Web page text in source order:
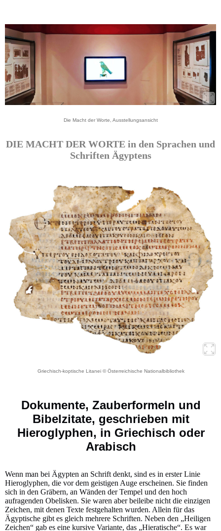
Die Macht der Worte, Ausstellungsansicht
DIE MACHT DER WORTE in den Sprachen und
Schriften Ägyptens
Griechisch-koptische Litanei © Österreichische Nationalbibliothek
Dokumente, Zauberformeln und
Bibelzitate, geschrieben mit
Hieroglyphen, in Griechisch oder
Arabisch
Wenn man bei Ägypten an Schrift denkt, sind es in erster Linie
Hieroglyphen, die vor dem geistigen Auge erscheinen. Sie finden
sich in den Gräbern, an Wänden der Tempel und den hoch
aufragenden Obelisken. Sie waren aber beileibe nicht die einzigen
Zeichen, mit denen Texte festgehalten wurden. Allein für das
Ägyptische gibt es gleich mehrere Schriften. Neben den „Heiligen
Zeichen“ gab es eine kursive Variante, das „Hieratische“. Es war